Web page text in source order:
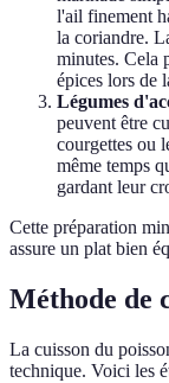
l'ail finement
la coriandre.
minutes. Cela
épices lors de
Légumes
peuvent être
courgettes ou
même temps
gardant leur
Cette préparation
assure un plat bien
Méthode de
La cuisson du
technique. Voici les